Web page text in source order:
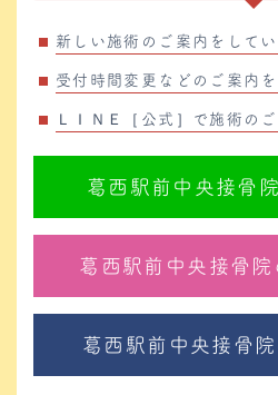
新しい施術のご案内をして
受付時間変更などのご案内
ＬＩＮＥ［公式］で施術の
葛西駅前中央接骨
葛西駅前中央接骨
葛西駅前中央接骨